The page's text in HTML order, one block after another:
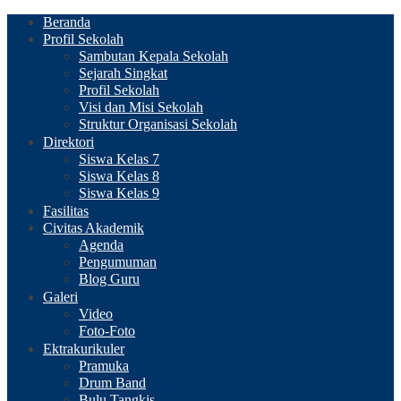
Beranda
Profil Sekolah
Sambutan Kepala Sekolah
Sejarah Singkat
Profil Sekolah
Visi dan Misi Sekolah
Struktur Organisasi Sekolah
Direktori
Siswa Kelas 7
Siswa Kelas 8
Siswa Kelas 9
Fasilitas
Civitas Akademik
Agenda
Pengumuman
Blog Guru
Galeri
Video
Foto-Foto
Ektrakurikuler
Pramuka
Drum Band